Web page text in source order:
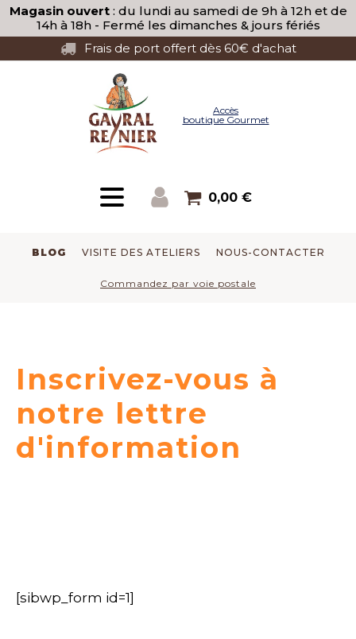
Magasin ouvert: du lundi au samedi de 9h à 12h et de
14h à 18h - Fermé les dimanches & jours fériés
Frais de port offert dès 60€ d'achat
Accès
boutique Gourmet
0,00 €
BLOG VISITE DES ATELIERS NOUS-CONTACTER
Commandez par voie postale
Inscrivez-vous à
notre lettre
d'information
[sibwp_form id=1]